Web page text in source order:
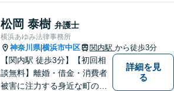
てまいります。まずはお気軽
にご相談を！【法テラス対応
可】
松岡 泰樹 弁護士
横浜あゆみ法律事務所
神奈川県|横浜市中区 関内駅 から徒歩3分
【関内駅 徒歩3分】【初回相
談無料】離婚・借金・消費者
被害に注力する身近な町の弁
詳細を見
る